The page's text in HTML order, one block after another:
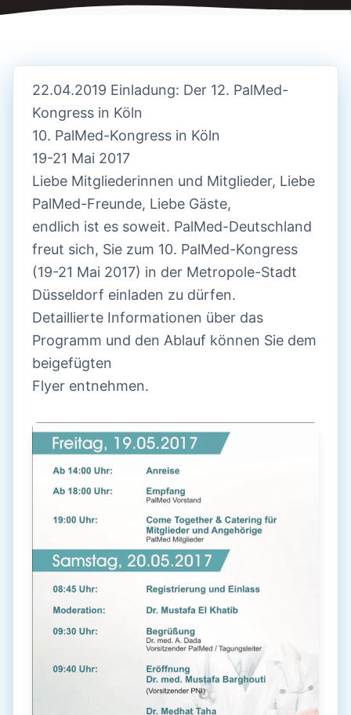
22.04.2019 Einladung: Der 12. PalMed-
Kongress in Köln
10. PalMed-Kongress in Köln
19-21 Mai 2017
Liebe Mitgliederinnen und Mitglieder, Liebe
PalMed-Freunde, Liebe Gäste,
endlich ist es soweit. PalMed-Deutschland
freut sich, Sie zum 10. PalMed-Kongress
(19-21 Mai 2017) in der Metropole-Stadt
Düsseldorf einladen zu dürfen.
Detaillierte Informationen über das
Programm und den Ablauf können Sie dem
beigefügten
Flyer entnehmen.